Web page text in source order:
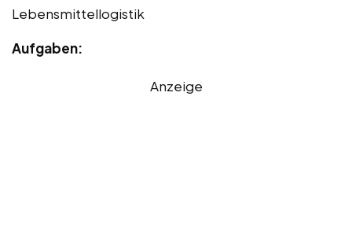
Lebensmittellogistik
Aufgaben:
Anzeige